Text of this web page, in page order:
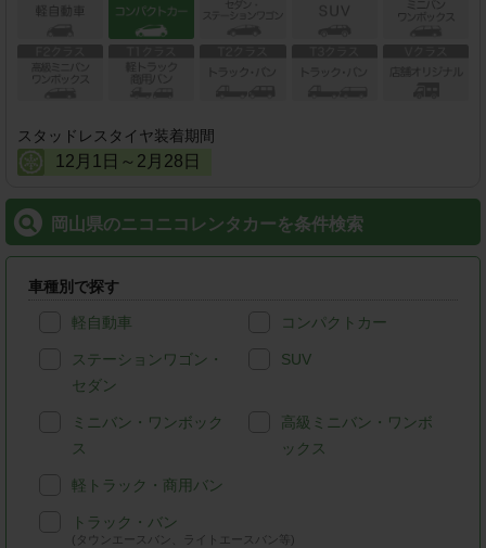
スタッドレスタイヤ装着期間
12 月 1 日～ 2 月 28 日
岡山県のニコニコレンタカーを条件検索
車種別で探す
軽自動車 コンパクトカー
ステーションワゴン・
セダン
SUV
ミニバン・ワンボック
ス
高級ミニバン・ワンボ
ックス
軽トラック・商用バン
トラック・バン
(タウンエースバン、ライトエースバン等)